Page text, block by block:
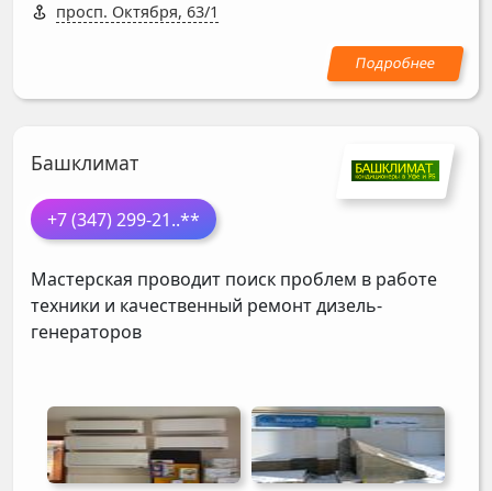
просп. Октября, 63/1
Башклимат
+7 (347) 299-21..**
Мастерская проводит поиск проблем в работе
техники и качественный ремонт дизель-
генераторов